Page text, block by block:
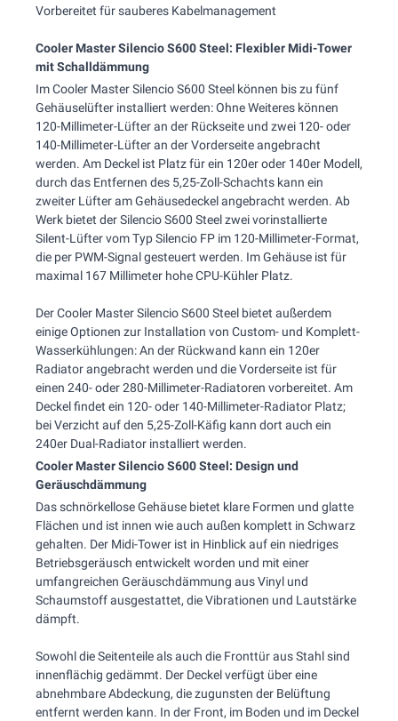
Vorbereitet für sauberes Kabelmanagement
Cooler Master Silencio S600 Steel: Flexibler Midi-Tower
mit Schalldämmung
Im Cooler Master Silencio S600 Steel können bis zu fünf
Gehäuselüfter installiert werden: Ohne Weiteres können
120-Millimeter-Lüfter an der Rückseite und zwei 120- oder
140-Millimeter-Lüfter an der Vorderseite angebracht
werden. Am Deckel ist Platz für ein 120er oder 140er Modell,
durch das Entfernen des 5,25-Zoll-Schachts kann ein
zweiter Lüfter am Gehäusedeckel angebracht werden. Ab
Werk bietet der Silencio S600 Steel zwei vorinstallierte
Silent-Lüfter vom Typ Silencio FP im 120-Millimeter-Format,
die per PWM-Signal gesteuert werden. Im Gehäuse ist für
maximal 167 Millimeter hohe CPU-Kühler Platz.
Der Cooler Master Silencio S600 Steel bietet außerdem
einige Optionen zur Installation von Custom- und Komplett-
Wasserkühlungen: An der Rückwand kann ein 120er
Radiator angebracht werden und die Vorderseite ist für
einen 240- oder 280-Millimeter-Radiatoren vorbereitet. Am
Deckel findet ein 120- oder 140-Millimeter-Radiator Platz;
bei Verzicht auf den 5,25-Zoll-Käfig kann dort auch ein
240er Dual-Radiator installiert werden.
Cooler Master Silencio S600 Steel: Design und
Geräuschdämmung
Das schnörkellose Gehäuse bietet klare Formen und glatte
Flächen und ist innen wie auch außen komplett in Schwarz
gehalten. Der Midi-Tower ist in Hinblick auf ein niedriges
Betriebsgeräusch entwickelt worden und mit einer
umfangreichen Geräuschdämmung aus Vinyl und
Schaumstoff ausgestattet, die Vibrationen und Lautstärke
dämpft.
Sowohl die Seitenteile als auch die Fronttür aus Stahl sind
innenflächig gedämmt. Der Deckel verfügt über eine
abnehmbare Abdeckung, die zugunsten der Belüftung
entfernt werden kann. In der Front, im Boden und im Deckel